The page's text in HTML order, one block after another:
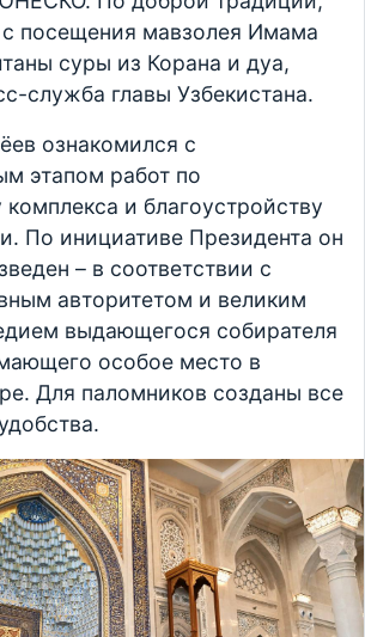
с посещения мавзолея Имама
суры из Корана и дуа,
служба главы Узбекистана.
ознакомился с
этапом работ по
комплекса и благоустройству
По инициативе Президента он
– в соответствии с
авторитетом и великим
выдающегося собирателя
особое место в
Для паломников созданы все